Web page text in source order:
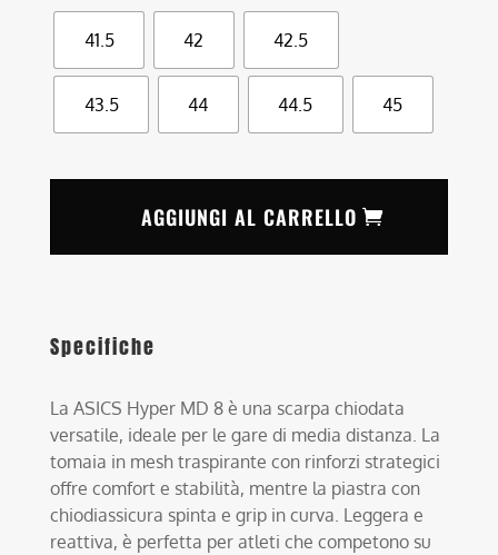
41.5 42 42.5
43.5 44 44.5 45
AGGIUNGI AL CARRELLO
Specifiche
La ASICS Hyper MD 8 è una scarpa chiodata
versatile, ideale per le gare di media distanza. La
tomaia in mesh traspirante con rinforzi strategici
offre comfort e stabilità, mentre la piastra con
chiodiassicura spinta e grip in curva. Leggera e
reattiva, è perfetta per atleti che competono su